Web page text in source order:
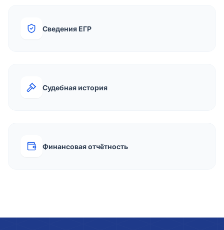
Сведения ЕГР
Судебная история
Финансовая отчётность